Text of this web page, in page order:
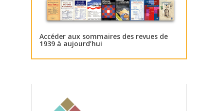
Accéder aux sommaires des revues de
1939 à aujourd’hui